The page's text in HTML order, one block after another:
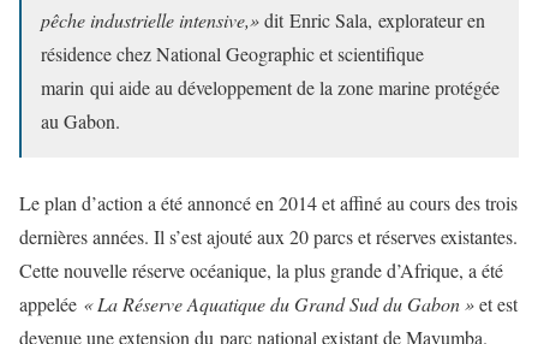
pêche industrielle intensive,»dit Enric Sala, explorateur en
résidence chez National Geographic et scientifique
marin qui aide au développement de la zone marine protégée
au Gabon.
Le plan d’action a été annoncé en 2014 et affiné au cours des trois
dernières années. Il s’est ajouté aux 20 parcs et réserves existantes.
Cette nouvelle réserve océanique, la plus grande d’Afrique, a été
appelée « La Réserve Aquatique du Grand Sud du Gabon »et est
devenue une extension du parc national existant de Mayumba.